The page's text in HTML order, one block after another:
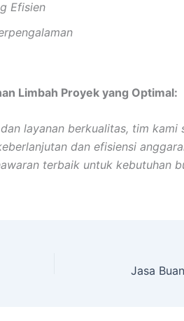
Efisien
Limbah Proyek yang Optimal:
layanan berkualitas, tim kami
dan efisiensi
terbaik untuk kebutuhan
Jasa